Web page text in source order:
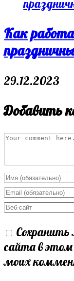
Как
29.12.2023
Добавить
Comment
Enter
your
name
username
to
comment
Enter
your
address
to
comment
Enter
website
URL
(optional)
Сохранить
сайта в этом
моих